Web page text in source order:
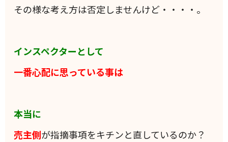
その様な考え方は否定しませんけど・・・・。
インスペクターとして
一番心配に思っている事は
本当に
売主側が指摘事項をキチンと直しているのか？